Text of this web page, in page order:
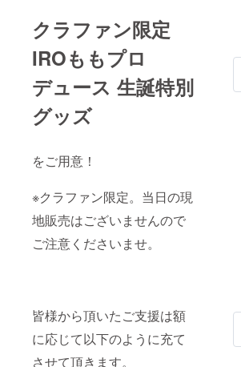
クラファン限定
IROももプロ
デュース 生誕特別
グッズ
をご用意！
※クラファン限定。当日の現
地販売はございませんので
ご注意くださいませ。
皆様から頂いたご支援は額
に応じて以下のように充て
させて頂きます。